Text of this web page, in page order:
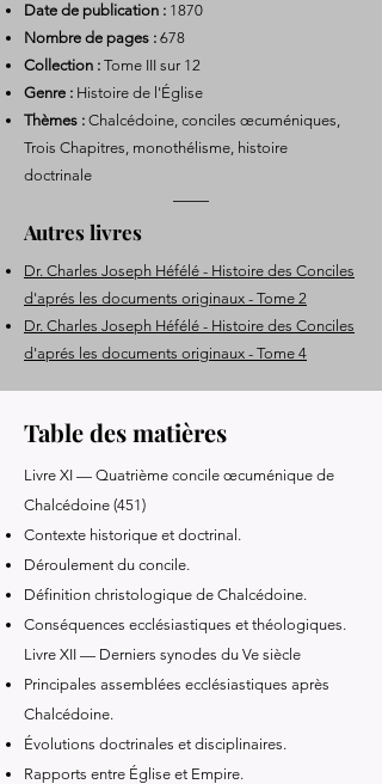
Date de publication : 1870
Nombre de pages : 678
Collection : Tome III sur 12
Genre : Histoire de l'Église
Thèmes : Chalcédoine, conciles œcuméniques,
Trois Chapitres, monothélisme, histoire
doctrinale
Autres livres
Dr. Charles Joseph Héfélé - Histoire des Conciles
d'aprés les documents originaux - Tome 2
Dr. Charles Joseph Héfélé - Histoire des Conciles
d'aprés les documents originaux - Tome 4
Table des matières
Livre XI — Quatrième concile œcuménique de
Chalcédoine (451)
Contexte historique et doctrinal.
Déroulement du concile.
Définition christologique de Chalcédoine.
Conséquences ecclésiastiques et théologiques.
Livre XII — Derniers synodes du Ve siècle
Principales assemblées ecclésiastiques après
Chalcédoine.
Évolutions doctrinales et disciplinaires.
Rapports entre Église et Empire.